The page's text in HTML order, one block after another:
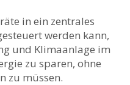
in ein zentrales
werden⁤ kann,
und ​Klimaanlage‍ im
zu ‌sparen, ohne
zu ‍müssen.